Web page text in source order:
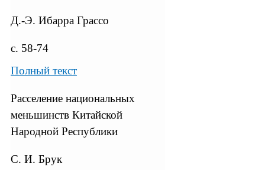
Д.-Э. Ибарра Грассо
с. 58-74
Полный текст
Расселение национальных
меньшинств Китайской
Народной Республики
С. И. Брук